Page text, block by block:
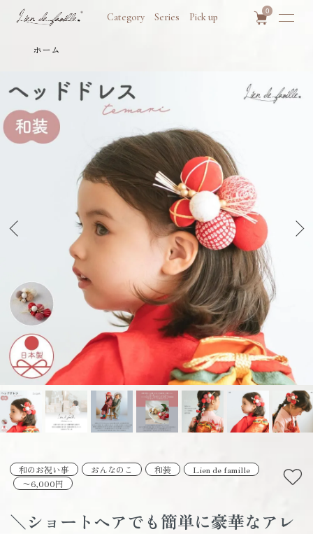
Category Series Pick up
0
ホーム
和のお祝い事 おんなのこ 和装
Lien de famille
〜6,000円
＼ショートヘアでも簡単に豪華なアレ